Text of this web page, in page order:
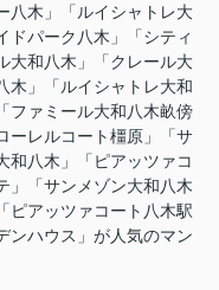
八木」「ルイシャトレ大
ドパーク八木」「シティ
大和八木」「クレール大
木」「ルイシャトレ大和
ファミール大和八木畝傍
ーレルコート橿原」「サ
和八木」「ピアッツァコ
」「サンメゾン大和八木
ピアッツァコート八木駅
ンハウス」が人気のマン